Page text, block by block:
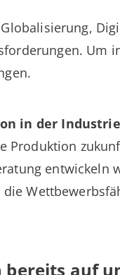
Um
in der
Produktion
entwickeln
auf